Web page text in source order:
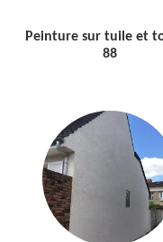
Peinture sur tuile et
88